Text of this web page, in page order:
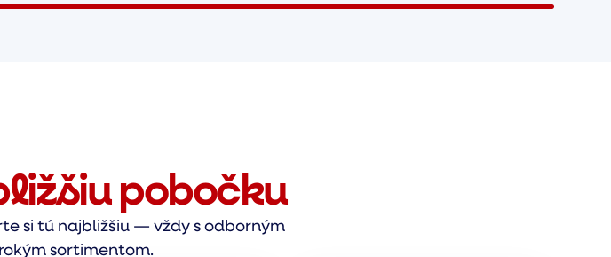
pobočku
si tú najbližšiu — vždy s odborným
sortimentom.